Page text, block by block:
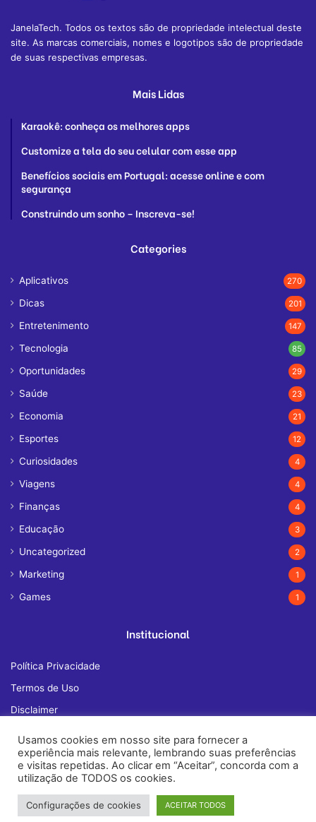
JanelaTech. Todos os textos são de propriedade intelectual deste
site. As marcas comerciais, nomes e logotipos são de propriedade
de suas respectivas empresas.
Mais Lidas
Karaokê: conheça os melhores apps
Customize a tela do seu celular com esse app
Benefícios sociais em Portugal: acesse online e com
segurança
Construindo um sonho – Inscreva-se!
Categories
Aplicativos 270
Dicas 201
Entretenimento 147
Tecnologia 85
Oportunidades 29
Saúde 23
Economia 21
Esportes 12
Curiosidades 4
Viagens 4
Finanças 4
Educação 3
Uncategorized 2
Marketing 1
Games 1
Institucional
Política Privacidade
Termos de Uso
Disclaimer
Fale Conosco
© Copyright 2026, All Rights Reserved |janelatech.com
Usamos cookies em nosso site para fornecer a
experiência mais relevante, lembrando suas preferências
e visitas repetidas. Ao clicar em “Aceitar”, concorda com a
utilização de TODOS os cookies.
Configurações de cookies ACEITAR TODOS